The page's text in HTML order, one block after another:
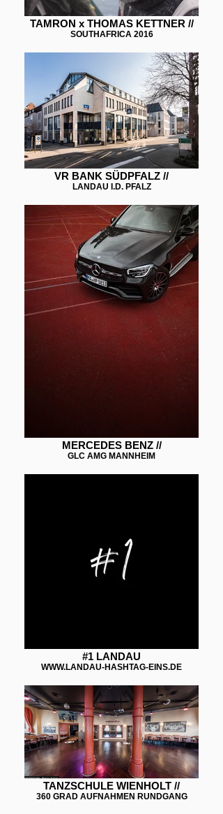
TAMRON x THOMAS KETTNER //
SOUTHAFRICA 2016
VR BANK SÜDPFALZ //
LANDAU I.D. PFALZ
MERCEDES BENZ //
GLC AMG MANNHEIM
#1 LANDAU
WWW.LANDAU-HASHTAG-EINS.DE
TANZSCHULE WIENHOLT //
360 GRAD AUFNAHMEN RUNDGANG